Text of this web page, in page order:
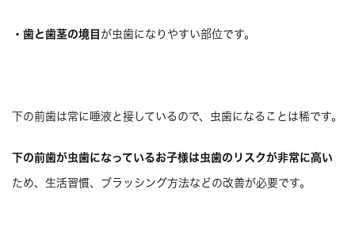
・歯と歯茎の境目 が虫歯になりやすい部位です。
下の前歯は常に唾液と接しているので、虫歯になることは稀です。
下の前歯が虫歯になっているお子様は虫歯のリスクが非常に高い
ため、生活習慣、ブラッシング方法などの改善が必要です。